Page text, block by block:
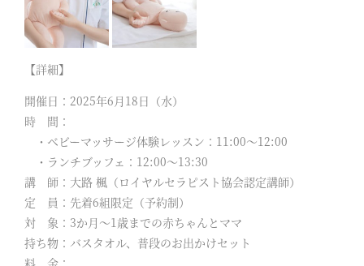
【詳細】
開催日：2025年6月18日（水）
時 間：
・ベビーマッサージ体験レッスン：11:00〜12:00
・ランチブッフェ：12:00〜13:30
講 師：大路 楓（ロイヤルセラピスト協会認定講師）
定 員：先着6組限定（予約制）
対 象：3か月〜1歳までの赤ちゃんとママ
持ち物：バスタオル、普段のお出かけセット